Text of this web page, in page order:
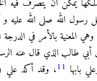
يمكن أن يتصرف فيه
رسول الله صلى الله عليه
المعنية بالأمر في الدرجة
طالب الذي قال عنه
بابها 11، وقد أكد